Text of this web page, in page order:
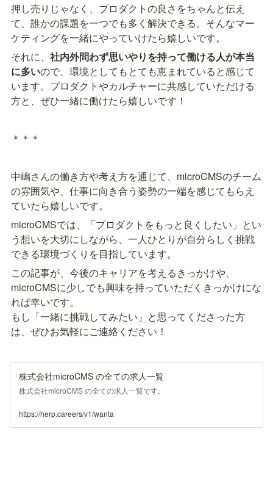
押し売りじゃなく、プロダクトの良さをちゃんと伝え
て、誰かの課題を一つでも多く解決できる。そんなマー
ケティングを一緒にやっていけたら嬉しいです。
それに、 社内外問わず思いやりを持って働ける人が本当
に多いので、環境としてもとても恵まれていると感じて
います。プロダクトやカルチャーに共感していただける
方と、ぜひ一緒に働けたら嬉しいです！
＊＊＊
中嶋さんの働き方や考え方を通じて、microCMSのチーム
の雰囲気や、仕事に向き合う姿勢の一端を感じてもらえ
ていたら嬉しいです。
microCMSでは、「プロダクトをもっと良くしたい」とい
う想いを大切にしながら、一人ひとりが自分らしく挑戦
できる環境づくりを目指しています。
この記事が、今後のキャリアを考えるきっかけや、
microCMSに少しでも興味を持っていただくきっかけにな
れば幸いです。
もし「一緒に挑戦してみたい」と思ってくださった方
は、ぜひお気軽にご連絡ください！
株式会社microCMS の全ての求人一覧
株式会社microCMS の全ての求人一覧です。
https://herp.careers/v1/wanta